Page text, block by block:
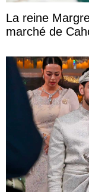
La reine
marché de